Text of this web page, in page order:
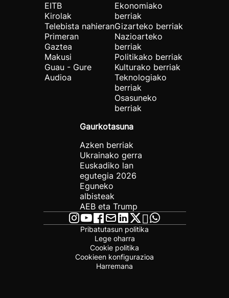
EITB
Kirolak
Telebista nahieran
Primeran
Gaztea
Makusi
Guau - Gure
Audioa
Ekonomiako
berriak
Gizarteko berriak
Nazioarteko
berriak
Politikako berriak
Kulturako berriak
Teknologiako
berriak
Osasuneko
berriak
Gaurkotasuna
Azken berriak
Ukrainako gerra
Euskadiko lan
egutegia 2026
Eguneko
albisteak
AEB eta Trump
Pribatutasun politika
Lege oharra
Cookie politika
Cookieen konfigurazioa
Harremana